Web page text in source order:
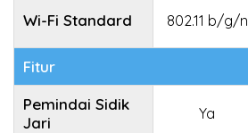
Wi-Fi Standard 802.11 b/g/n
Fitur
Pemindai Sidik
Jari
Ya